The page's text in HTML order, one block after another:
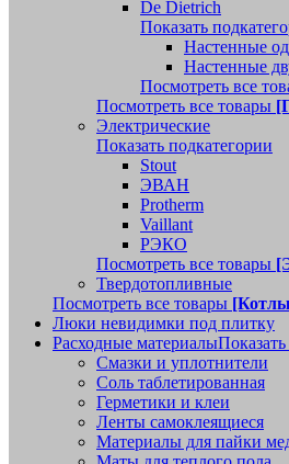
De Dietrich
Показать
Настенные
Настенные
Посмотреть все
Посмотреть все товары
Электрические
Показать подкатегории
Stout
ЭВАН
Protherm
Vaillant
РЭКО
Посмотреть все товары
Твердотопливные
Посмотреть все товары
Люки невидимки под плитку
Расходные материалы
Смазки и уплотнители
Соль таблетированная
Герметики и клеи
Ленты самоклеящиеся
Материалы для пайки